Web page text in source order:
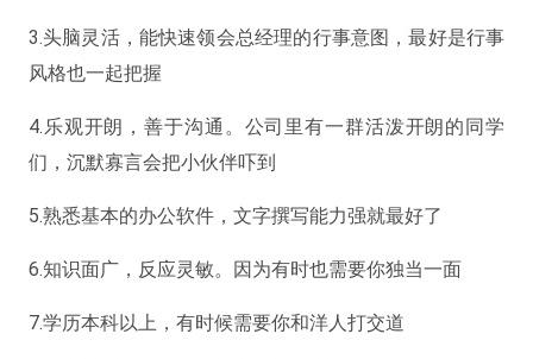
3.头脑灵活，能快速领会总经理的行事意图，最好是行事
风格也一起把握
4.乐观开朗，善于沟通。公司里有一群活泼开朗的同学
们，沉默寡言会把小伙伴吓到
5.熟悉基本的办公软件，文字撰写能力强就最好了
6.知识面广，反应灵敏。因为有时也需要你独当一面
7.学历本科以上，有时候需要你和洋人打交道